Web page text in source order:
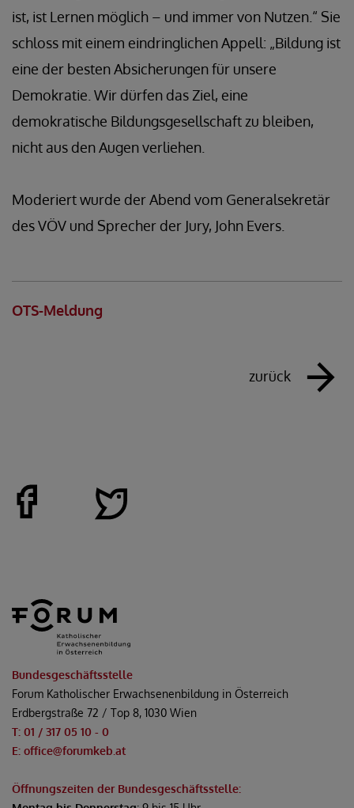
ist, ist Lernen möglich – und immer von Nutzen.“ Sie
schloss mit einem eindringlichen Appell: „Bildung ist
eine der besten Absicherungen für unsere
Demokratie. Wir dürfen das Ziel, eine
demokratische Bildungsgesellschaft zu bleiben,
nicht aus den Augen verliehen.
Moderiert wurde der Abend vom Generalsekretär
des VÖV und Sprecher der Jury, John Evers.
OTS-Meldung
zurück
Bundesgeschäftsstelle
Forum Katholischer Erwachsenenbildung in Österreich
Erdbergstraße 72 / Top 8, 1030 Wien
T: 01 / 317 05 10 - 0
E: office@forumkeb.at
Öffnungszeiten der Bundesgeschäftsstelle: